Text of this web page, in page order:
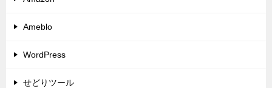
Ameblo
WordPress
せどりツール